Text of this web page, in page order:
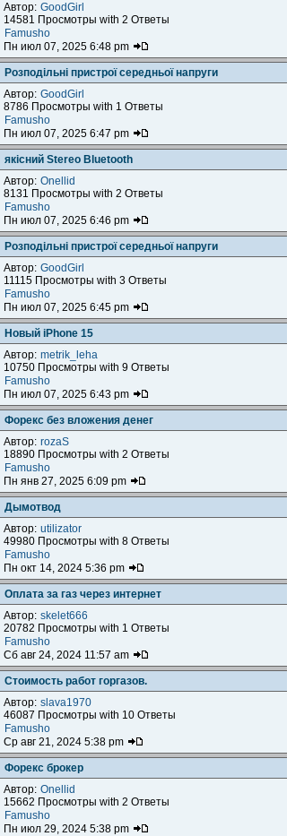
Автор: GoodGirl
14581 Просмотры with 2 Ответы
Famusho
Пн июл 07, 2025 6:48 pm
Розподільні пристрої середньої напруги
Автор: GoodGirl
8786 Просмотры with 1 Ответы
Famusho
Пн июл 07, 2025 6:47 pm
якісний Stereo Bluetooth
Автор: Onellid
8131 Просмотры with 2 Ответы
Famusho
Пн июл 07, 2025 6:46 pm
Розподільні пристрої середньої напруги
Автор: GoodGirl
11115 Просмотры with 3 Ответы
Famusho
Пн июл 07, 2025 6:45 pm
Новый iPhone 15
Автор: metrik_leha
10750 Просмотры with 9 Ответы
Famusho
Пн июл 07, 2025 6:43 pm
Форекс без вложения денег
Автор: rozaS
18890 Просмотры with 2 Ответы
Famusho
Пн янв 27, 2025 6:09 pm
Дымотвод
Автор: utilizator
49980 Просмотры with 8 Ответы
Famusho
Пн окт 14, 2024 5:36 pm
Оплата за газ через интернет
Автор: skelet666
20782 Просмотры with 1 Ответы
Famusho
Сб авг 24, 2024 11:57 am
Стоимость работ горгазов.
Автор: slava1970
46087 Просмотры with 10 Ответы
Famusho
Ср авг 21, 2024 5:38 pm
Форекс брокер
Автор: Onellid
15662 Просмотры with 2 Ответы
Famusho
Пн июл 29, 2024 5:38 pm